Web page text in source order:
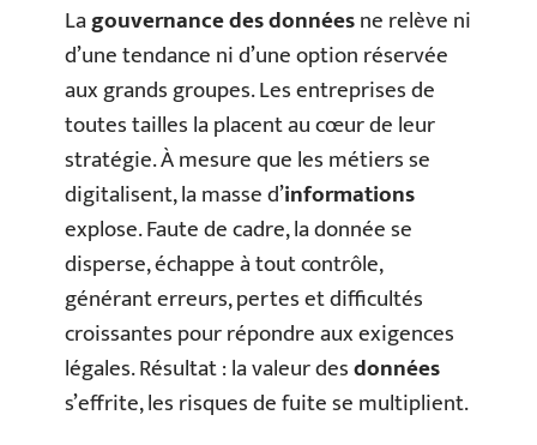
Lagouvernance des donnéesne relève ni
d’une tendance ni d’une option réservée
aux grands groupes. Les entreprises de
toutes tailles la placent au cœur de leur
stratégie. À mesure que les métiers se
digitalisent, la masse d’informations
explose. Faute de cadre, la donnée se
disperse, échappe à tout contrôle,
générant erreurs, pertes et difficultés
croissantes pour répondre aux exigences
légales. Résultat : la valeur desdonnées
s’effrite, les risques de fuite se multiplient.